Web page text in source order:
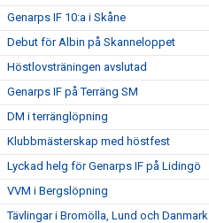
Genarps IF 10:a i Skåne
Debut för Albin på Skanneloppet
Höstlovsträningen avslutad
Genarps IF på Terräng SM
DM i terränglöpning
Klubbmästerskap med höstfest
Lyckad helg för Genarps IF på Lidingö
VVM i Bergslöpning
Tävlingar i Bromölla, Lund och Danmark